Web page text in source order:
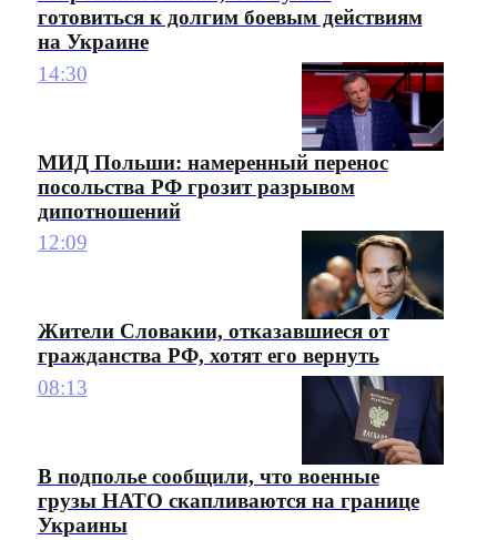
готовиться к долгим боевым действиям
на Украине
14:30
МИД Польши: намеренный перенос
посольства РФ грозит разрывом
дипотношений
12:09
Жители Словакии, отказавшиеся от
гражданства РФ, хотят его вернуть
08:13
В подполье сообщили, что военные
грузы НАТО скапливаются на границе
Украины